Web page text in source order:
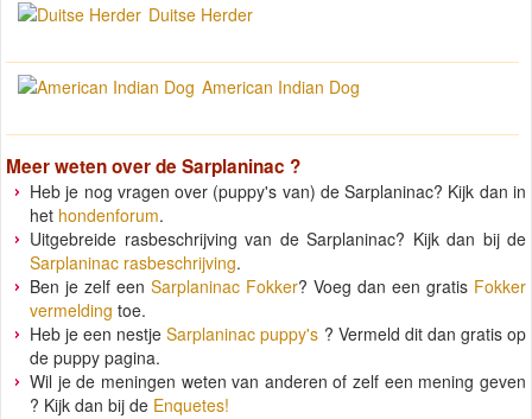
Duitse Herder
American Indian Dog
Meer weten over de Sarplaninac ?
Heb je nog vragen over (puppy's van) de Sarplaninac? Kijk dan in
het hondenforum.
Uitgebreide rasbeschrijving van de Sarplaninac? Kijk dan bij de
Sarplaninac rasbeschrijving.
Ben je zelf een Sarplaninac Fokker? Voeg dan een gratis Fokker
vermelding toe.
Heb je een nestjeSarplaninac puppy's ? Vermeld dit dan gratis op
de puppy pagina.
Wil je de meningen weten van anderen of zelf een mening geven
? Kijk dan bij de Enquetes!